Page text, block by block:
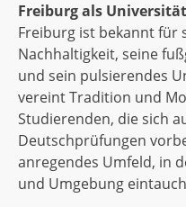
Freiburg als
Freiburg ist bekannt für
Nachhaltigkeit, seine
und sein pulsierendes
vereint Tradition und
Studierenden, die sich
Deutschprüfungen
anregendes Umfeld, in
und Umgebung